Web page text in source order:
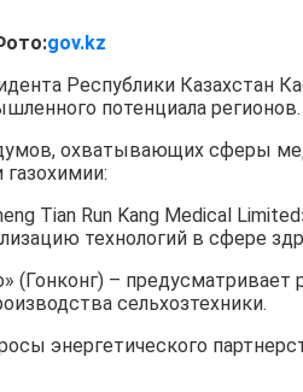
gov.kz
Республики Казахстан
потенциала регионов.
охватывающих сферы
Tian Run Kang Medical
технологий в сфере
(Гонконг) –
сельхозтехники.
энергетического